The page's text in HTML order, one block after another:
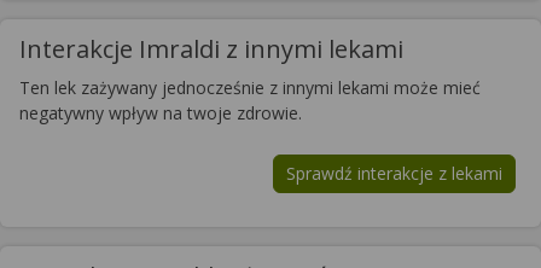
Interakcje Imraldi z innymi lekami
Ten lek zażywany jednocześnie z innymi lekami może mieć
negatywny wpływ na twoje zdrowie.
Sprawdź interakcje z lekami